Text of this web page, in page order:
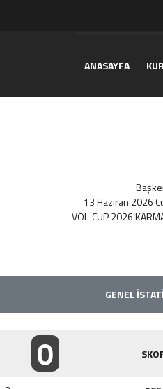
ANASAYFA
13 Haziran 2026
VOL-CUP 2026
GENEL
0